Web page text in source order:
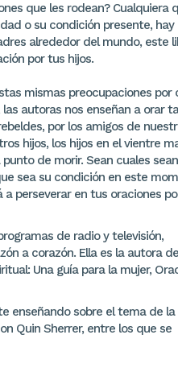
que les rodean? Cualquiera
o su condición presente, hay
alrededor del mundo, este
por tus hijos.
mismas preocupaciones por
autoras nos enseñan a orar
por los amigos de
hijos, los hijos en el vientre
de morir. Sean cuales
sea su condición en este
perseverar en tus oraciones
de radio y televisión,
a corazón. Ella es la autora de
Una guía para la mujer,
enseñando sobre el tema de la
Quin Sherrer, entre los que se